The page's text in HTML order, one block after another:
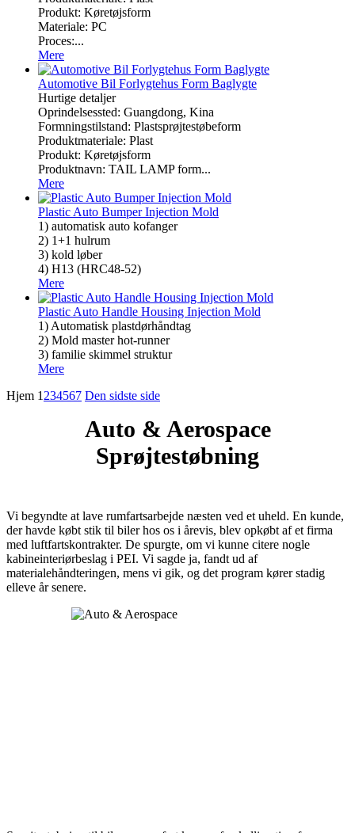
Produkt: Køretøjsform
Materiale: PC
Proces:...
Mere
Automotive Bil Forlygtehus Form Baglygte
Hurtige detaljer
Oprindelsessted: Guangdong, Kina
Formningstilstand: Plastsprøjtestøbeform
Produktmateriale: Plast
Produkt: Køretøjsform
Produktnavn: TAIL LAMP form...
Mere
Plastic Auto Bumper Injection Mold
1) automatisk auto kofanger
2) 1+1 hulrum
3) kold løber
4) H13 (HRC48-52)
Mere
Plastic Auto Handle Housing Injection Mold
1) Automatisk plastdørhåndtag
2) Mold master hot-runner
3) familie skimmel struktur
Mere
Hjem 1 234567 Den sidste side
Auto & Aerospace
Sprøjtestøbning
Vi begyndte at lave rumfartsarbejde næsten ved et uheld. En kunde,
der havde købt stik til biler hos os i årevis, blev opkøbt af et firma
med luftfartskontrakter. De spurgte, om vi kunne citere nogle
kabineinteriørbeslag i PEI. Vi sagde ja, fandt ud af
materialehåndteringen, mens vi gik, og det program kører stadig
elleve år senere.